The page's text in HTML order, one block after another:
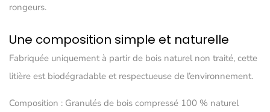
rongeurs.
Une composition simple et naturelle
Fabriquée uniquement à partir de bois naturel non traité, cette
litière est biodégradable et respectueuse de l’environnement.
Composition : Granulés de bois compressé 100 % naturel